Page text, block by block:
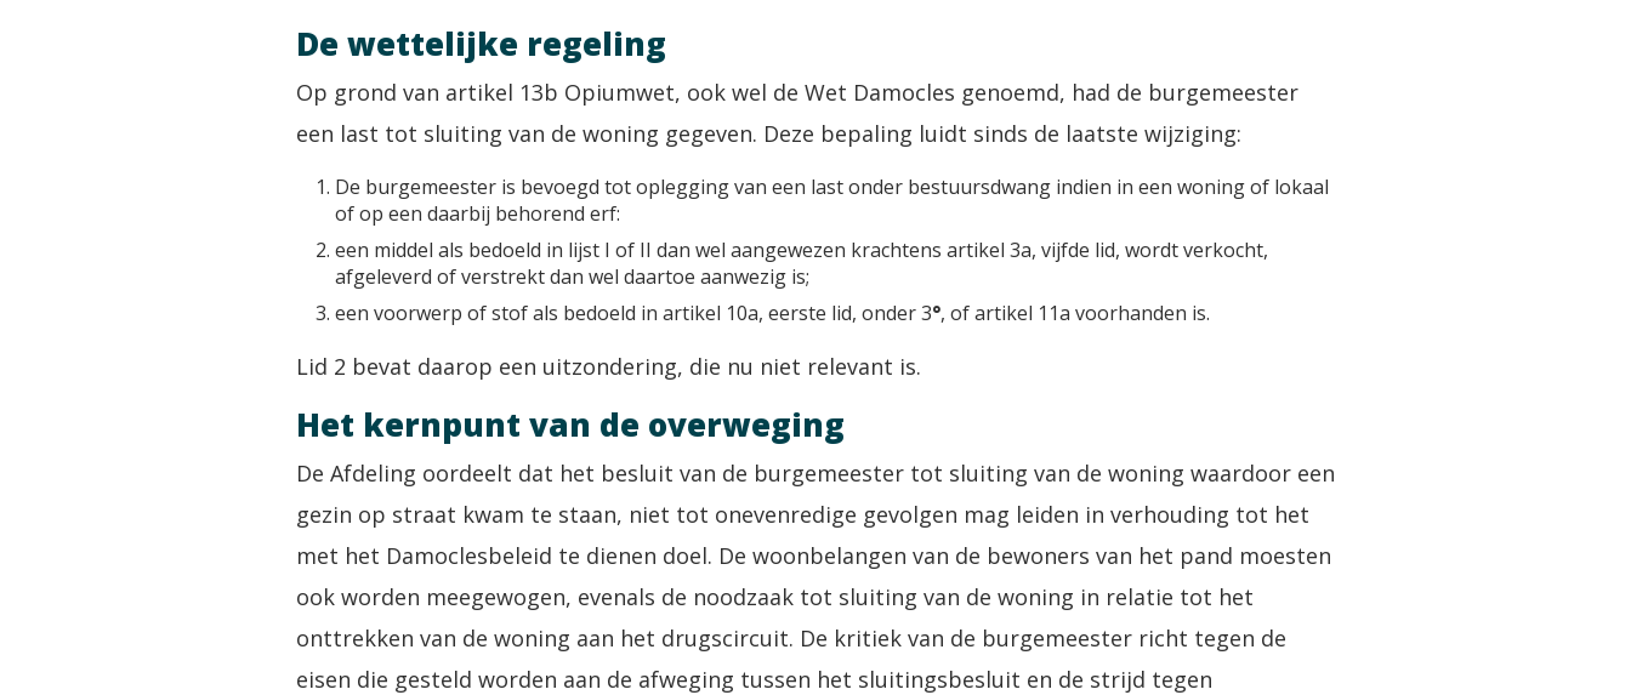
De wettelijke regeling
Op grond van artikel 13b Opiumwet, ook wel de Wet Damocles genoemd, had de burgemeester
een last tot sluiting van de woning gegeven. Deze bepaling luidt sinds de laatste wijziging:
De burgemeester is bevoegd tot oplegging van een last onder bestuursdwang indien in een woning of lokaal
of op een daarbij behorend erf:
een middel als bedoeld in lijst I of II dan wel aangewezen krachtens artikel 3a, vijfde lid, wordt verkocht,
afgeleverd of verstrekt dan wel daartoe aanwezig is;
een voorwerp of stof als bedoeld in artikel 10a, eerste lid, onder 3°, of artikel 11a voorhanden is.
Lid 2 bevat daarop een uitzondering, die nu niet relevant is.
Het kernpunt van de overweging
De Afdeling oordeelt dat het besluit van de burgemeester tot sluiting van de woning waardoor een
gezin op straat kwam te staan, niet tot onevenredige gevolgen mag leiden in verhouding tot het
met het Damoclesbeleid te dienen doel. De woonbelangen van de bewoners van het pand moesten
ook worden meegewogen, evenals de noodzaak tot sluiting van de woning in relatie tot het
onttrekken van de woning aan het drugscircuit. De kritiek van de burgemeester richt tegen de
eisen die gesteld worden aan de afweging tussen het sluitingsbesluit en de strijd tegen